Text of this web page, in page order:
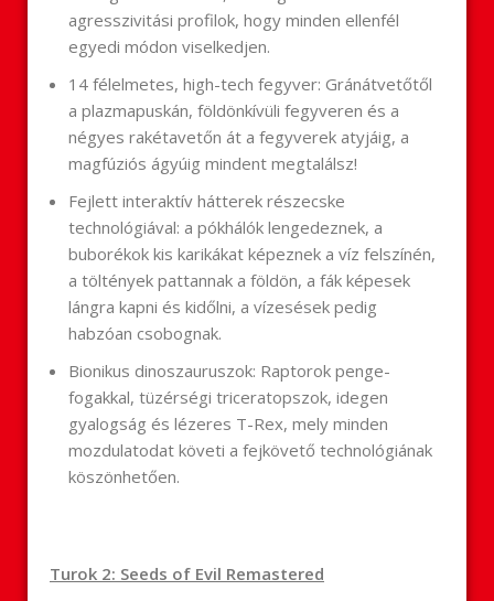
agresszivitási profilok, hogy minden ellenfél
egyedi módon viselkedjen.
14 félelmetes, high-tech fegyver: Gránátvetőtől
a plazmapuskán, földönkívüli fegyveren és a
négyes rakétavetőn át a fegyverek atyjáig, a
magfúziós ágyúig mindent megtalálsz!
Fejlett interaktív hátterek részecske
technológiával: a pókhálók lengedeznek, a
buborékok kis karikákat képeznek a víz felszínén,
a töltények pattannak a földön, a fák képesek
lángra kapni és kidőlni, a vízesések pedig
habzóan csobognak.
Bionikus dinoszauruszok: Raptorok penge-
fogakkal, tüzérségi triceratopszok, idegen
gyalogság és lézeres T-Rex, mely minden
mozdulatodat követi a fejkövető technológiának
köszönhetően.
Turok 2: Seeds of Evil Remastered